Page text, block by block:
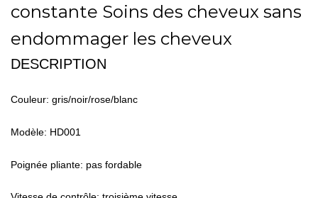
constante Soins des cheveux sans
endommager les cheveux
DESCRIPTION
Couleur: gris/noir/rose/blanc
Modèle: HD001
Poignée pliante: pas fordable